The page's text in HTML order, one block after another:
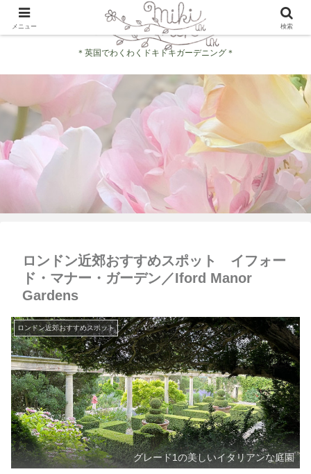
＊英国でわくわくドキドキガーデニング＊
ロンドン近郊おすすめスポット イフォー
ド・マナー・ガーデン／Iford Manor
Gardens
ロンドン近郊おすすめスポット
グレード1の美しいイタリアンな庭園
メニュー 検索